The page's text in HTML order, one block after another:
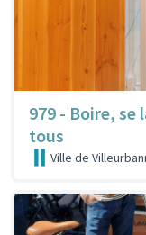
979 - Boire,
tous
Ville de